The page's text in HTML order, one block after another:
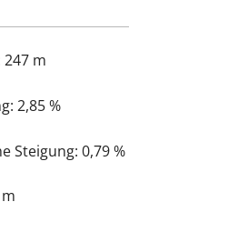
247 m
2,85 %
Steigung: 0,79 %